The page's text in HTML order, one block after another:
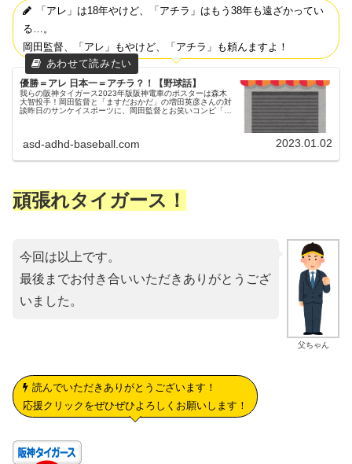
「アレ」は18年やけど、「アチラ」はもう38年も遠ざかってい
る…。
岡田監督、「アレ」もやけど、「アチラ」も頼んますよ！
優勝＝アレ 日本一＝アチラ？！【野球話】
我らの阪神タイガース2023年版阪神電車のポスターは森木
大智投手！岡田監督と「ますだおかだ」の増田英彦さんの対
談昨日のサンケイスポーツに、岡田監督とお笑いコンビ「ま
asd-adhd-baseball.com 2023.01.02
頑張れタイガース！
父ちゃん
今回は以上です。
最後までお付き合いいただきありがとうござ
いました。
読んでいただきありがとうございます！
応援クリックをぜひぜひよろしくお願いします！